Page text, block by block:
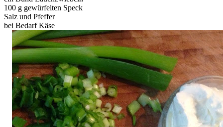
100 g gewürfelten Speck
Salz und Pfeffer
bei Bedarf Käse